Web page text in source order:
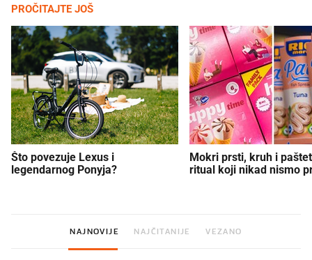
PROČITAJTE JOŠ
Što povezuje Lexus i
legendarnog Ponyja?
Mokri prsti, kruh i
ritual koji nikad nismo
NAJNOVIJE NAJČITANIJE VEZANO